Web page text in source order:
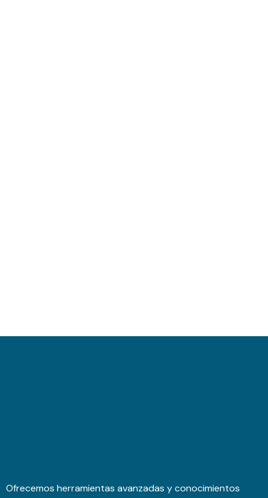
Ofrecemos herramientas avanzadas y conocimientos